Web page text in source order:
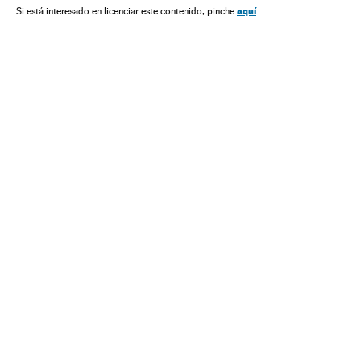
América do Sul América Latina Governo Defesa
Si está interesado en licenciar este contenido, pinche aquí